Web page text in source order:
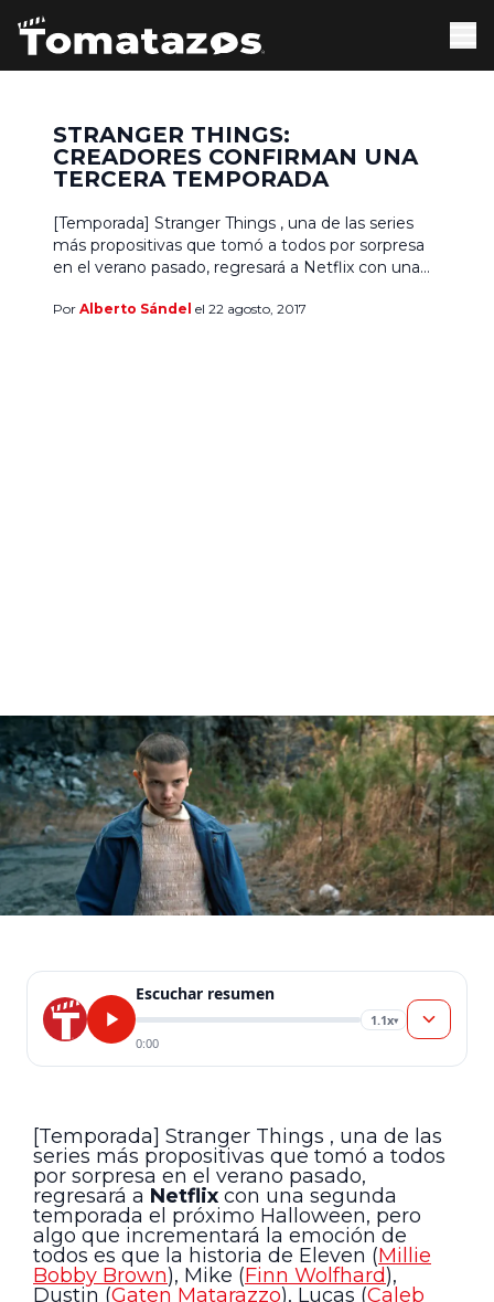
STRANGER THINGS:
CREADORES CONFIRMAN UNA
TERCERA TEMPORADA
[Temporada] Stranger Things , una de las series
más propositivas que tomó a todos por sorpresa
en el verano pasado, regresará a Netflix con una
algo que incrementará la emoción de todos es
Por Alberto Sándel el 22 agosto, 2017
Escuchar resumen
1.1x▾
0:00
[Temporada] Stranger Things , una de las
series más propositivas que tomó a todos
por sorpresa en el verano pasado,
regresará a Netflix con una segunda
temporada el próximo Halloween, pero
algo que incrementará la emoción de
todos es que la historia de Eleven (Millie
Bobby Brown), Mike (Finn Wolfhard),
Dustin (Gaten Matarazzo), Lucas (Caleb